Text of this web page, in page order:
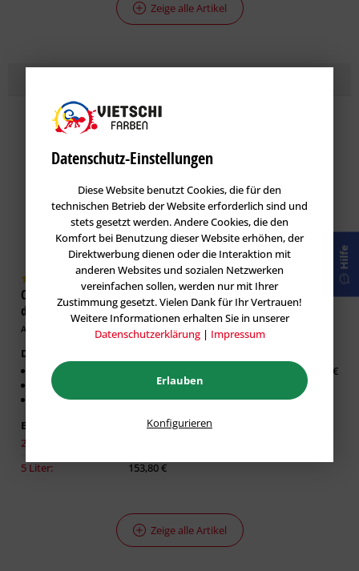
Zeige alle Artikel
Caparol DecoLasur Matt -
dekorative Lasur-Technik
Artikel-Nr.: CAP-100532
Dekorative Lasur Innen
Matter Effekt
Diffusionsfähig
Für glatte Untergründe
Erhältlich in:
2,50 Liter:
5 Liter:
153,80 €
GORI 33 Sensitiv-Lasur
Holzlasur
Artikel-Nr.: GOR-100019
26,63 €
Zeige alle Artikel
Hilfe
Datenschutz-Einstellungen
Diese Website benutzt Cookies, die für den
technischen Betrieb der Website erforderlich sind und
stets gesetzt werden. Andere Cookies, die den
Komfort bei Benutzung dieser Website erhöhen, der
Direktwerbung dienen oder die Interaktion mit
anderen Websites und sozialen Netzwerken
vereinfachen sollen, werden nur mit Ihrer
Zustimmung gesetzt. Vielen Dank für Ihr Vertrauen!
Weitere Informationen erhalten Sie in unserer
Datenschutzerklärung| Impressum
Erlauben
Konfigurieren